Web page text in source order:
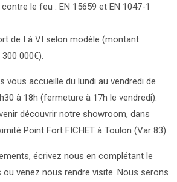
le feu : EN 15659 et EN 1047-1
de I à VI selon modèle (montant
000€).
vous accueille du lundi au vendredi de
à 18h (fermeture à 17h le vendredi).
découvrir notre showroom, dans
Point Fort FICHET à Toulon (Var 83).
écrivez nous en complétant le
venez nous rendre visite. Nous serons